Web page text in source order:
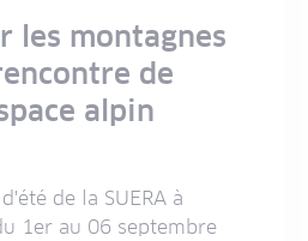
les montagnes
de
alpin
de la SUERA à
1er au 06 septembre